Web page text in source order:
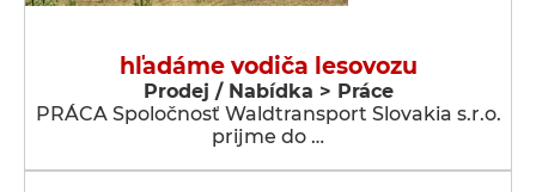
hľadáme vodiča lesovozu
Prodej / Nabídka > Práce
PRÁCA Spoločnosť Waldtransport Slovakia s.r.o.
prijme do …